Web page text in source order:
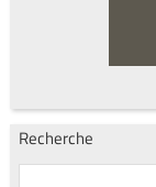
Recherche